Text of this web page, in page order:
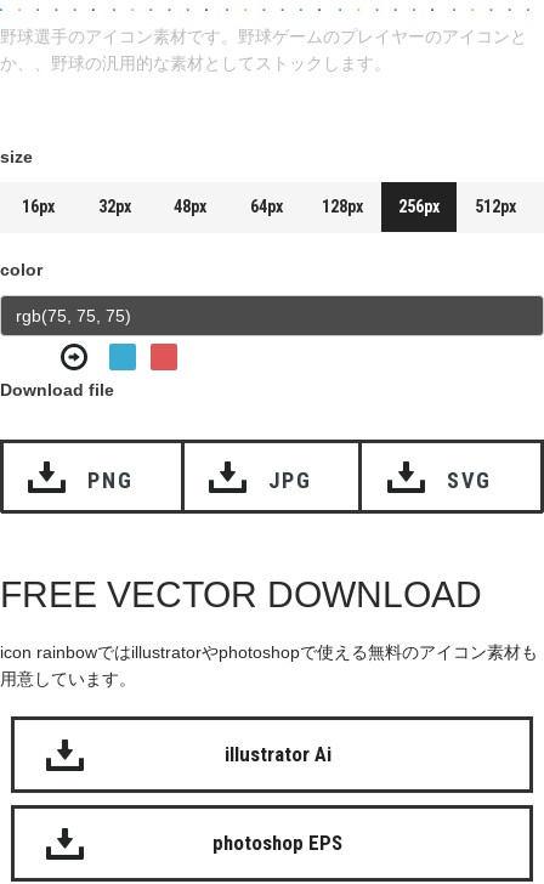
野球選手のアイコン素材です。野球ゲームのプレイヤーのアイコンと
か、、野球の汎用的な素材としてストックします。
size
16px 32px 48px 64px 128px 256px 512px
color
Download file
PNG JPG SVG
FREE VECTOR DOWNLOAD
icon rainbowではillustratorやphotoshopで使える無料のアイコン素材も
用意しています。
illustrator Ai
photoshop EPS